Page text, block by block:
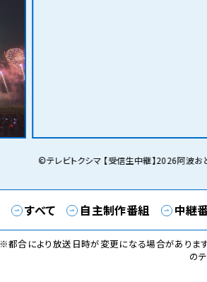
©テレビトクシマ 【受信生中継】2026阿波お
すべて 自主制作番組 中継
都合により放送日時が変更になる場合があります
の